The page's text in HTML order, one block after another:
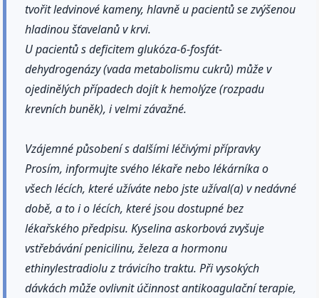
tvořit ledvinové kameny, hlavně u pacientů se zvýšenou
hladinou šťavelanů v krvi.
U pacientů s deficitem glukóza-6-fosfát-
dehydrogenázy (vada metabolismu cukrů) může v
ojedinělých případech dojít k hemolýze (rozpadu
krevních buněk), i velmi závažné.
Vzájemné působení s dalšími léčivými přípravky
Prosím, informujte svého lékaře nebo lékárníka o
všech lécích, které užíváte nebo jste užíval(a) v nedávné
době, a to i o lécích, které jsou dostupné bez
lékařského předpisu. Kyselina askorbová zvyšuje
vstřebávání penicilinu, železa a hormonu
ethinylestradiolu z trávicího traktu. Při vysokých
dávkách může ovlivnit účinnost antikoagulační terapie,